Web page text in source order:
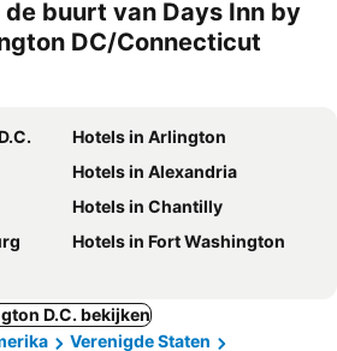
buurt van Days Inn by
DC/Connecticut
Hotels in Arlington
Hotels in Alexandria
Hotels in Chantilly
Hotels in Fort Washington
D.C. bekijken
Verenigde Staten